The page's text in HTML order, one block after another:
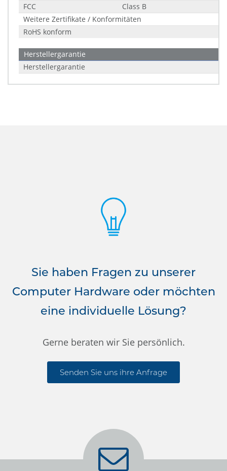
FCC
Class B
Weitere Zertifikate / Konformitäten
RoHS konform
Herstellergarantie
Herstellergarantie
Sie haben Fragen zu unserer
Computer Hardware oder möchten
eine individuelle Lösung?
Gerne beraten wir Sie persönlich.
Senden Sie uns ihre Anfrage